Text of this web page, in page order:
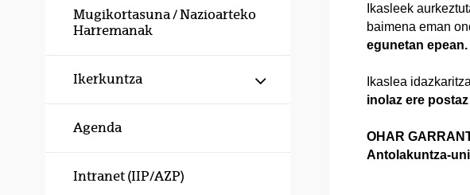
Mugikortasuna / Nazioarteko
Harremanak
Ikerkuntza Erakutsi/izkutatu azpiorriak
Agenda
Intranet (IIP/AZP)
Ikasleek
baimena eman
egunetan epean.
Ikaslea
inolaz ere
OHAR
Antolakuntza-